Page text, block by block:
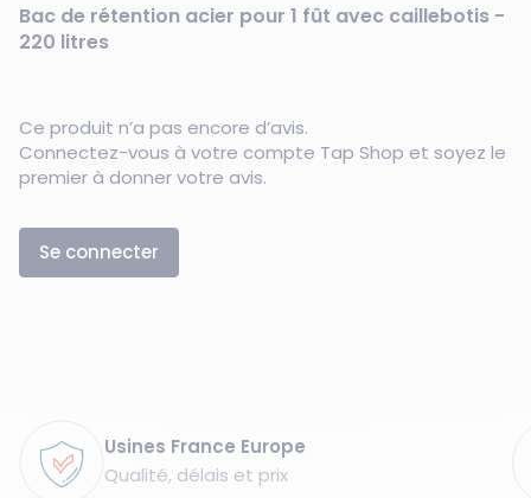
Bac de rétention acier pour 1 fût avec caillebotis -
220 litres
Ce produit n’a pas encore d’avis.
Connectez-vous à votre compte Tap Shop et soyez le
premier à donner votre avis.
Se connecter
Usines France Europe
Qualité, délais et prix